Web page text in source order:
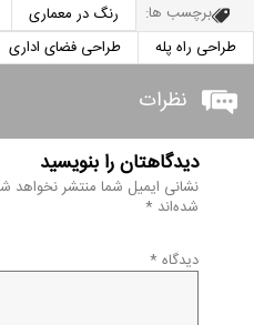
برچسب ها: رنگ در معماری
طراحی راه پله
طراحی فضای اداری
نظرات
دیدگاهتان را بنویسید
نشانی ایمیل شما منتشر نخواهد
شده‌اند *
دیدگاه *